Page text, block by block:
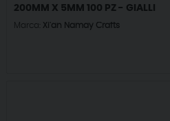
200MM X 5MM 100 PZ - GIALLI
Marca: Xi'an Namay Crafts